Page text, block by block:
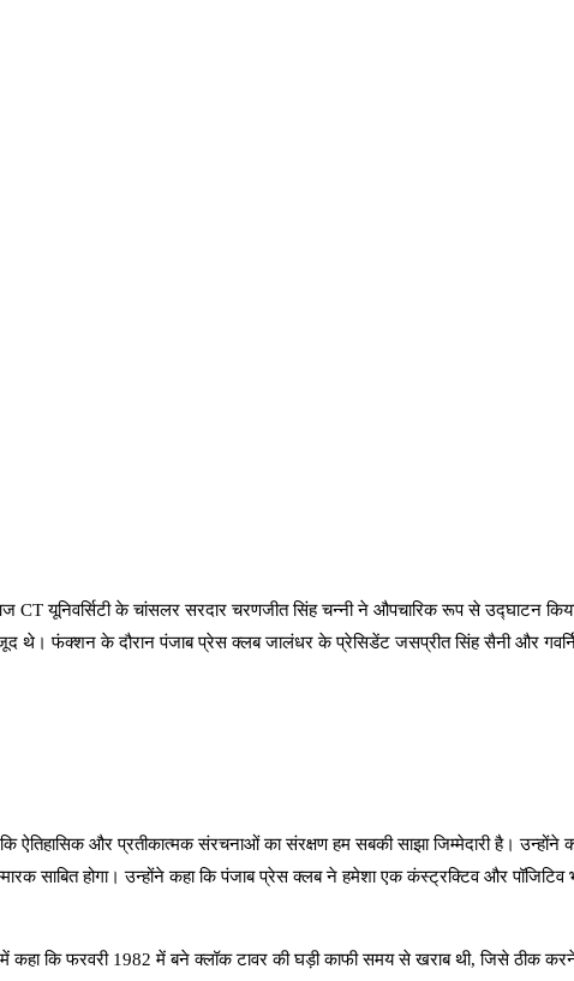
यूनिवर्सिटी के चांसलर सरदार चरणजीत सिंह चन्नी ने औपचारिक रूप से उद्घाटन
थे। फंक्शन के दौरान पंजाब प्रेस क्लब जालंधर के प्रेसिडेंट जसप्रीत सिंह सैनी और
ऐतिहासिक और प्रतीकात्मक संरचनाओं का संरक्षण हम सबकी साझा जिम्मेदारी है।
साबित होगा। उन्होंने कहा कि पंजाब प्रेस क्लब ने हमेशा एक कंस्ट्रक्टिव और
कि फरवरी 1982 में बने क्लॉक टावर की घड़ी काफी समय से खराब थी, जिसे ठीक